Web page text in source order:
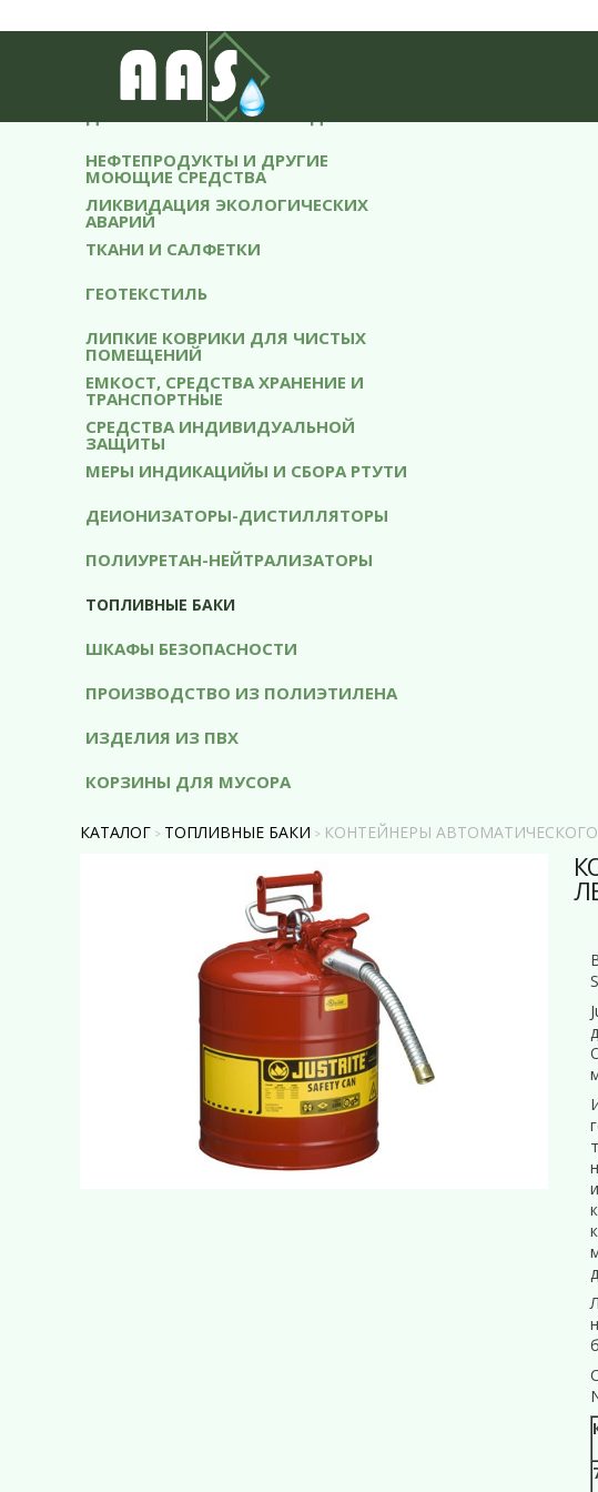
АБСОРБЕНТЫ
ОБОРУДОВАНИЕ ВОДООЧИСТКИ
ДИСТИЛЛИРОВАННАЯ ВОДА
НЕФТЕПРОДУКТЫ И ДРУГИЕ
МОЮЩИЕ СРЕДСТВА
ЛИКВИДАЦИЯ ЭКОЛОГИЧЕСКИХ
АВАРИЙ
ТКАНИ И САЛФЕТКИ
ГЕОТЕКСТИЛЬ
ЛИПКИЕ КОВРИКИ ДЛЯ ЧИСТЫХ
ПОМЕЩЕНИЙ
ЕМКОСТ, СРЕДСТВА ХРАНЕНИЕ И
ТРАНСПОРТНЫЕ
СРЕДСТВА ИНДИВИДУАЛЬНОЙ
ЗАЩИТЫ
МЕРЫ ИНДИКАЦИЙЫ И СБОРA РТУТИ
ДЕИОНИЗАТОРЫ-ДИСТИЛЛЯТОРЫ
ПОЛИУРЕТАН-НЕЙТРАЛИЗАТОРЫ
ТОПЛИВНЫЕ БАКИ
ШКАФЫ БЕЗОПАСНОСТИ
ПРОИЗВОДСТВО ИЗ ПОЛИЭТИЛЕНА
ИЗДЕЛИЯ ИЗ ПВХ
КОРЗИНЫ ДЛЯ МУСОРА
КАТАЛОГ > ТОПЛИВНЫЕ БАКИ > КОНТЕЙНЕРЫ